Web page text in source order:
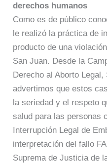
derechos humanos
Como es de público
le realizó la práctica de
producto de una
San Juan. Desde la
Derecho al Aborto
advertimos que estos
la seriedad y el respeto
salud para las personas
Interrupción Legal de
interpretación del fallo
Suprema de Justicia de